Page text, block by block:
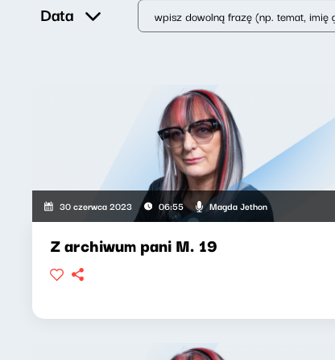
Data
30 czerwca 2023 06:55 Magda Jethon
Z archiwum pani M. 19